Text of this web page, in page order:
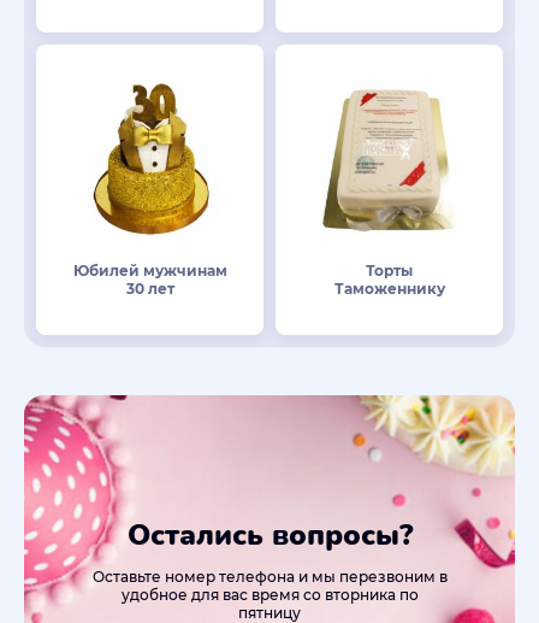
Юбилей мужчинам
30 лет
Торты
Таможеннику
Остались вопросы?
Оставьте номер телефона и мы перезвоним в
удобное для вас время со вторника по
пятницу